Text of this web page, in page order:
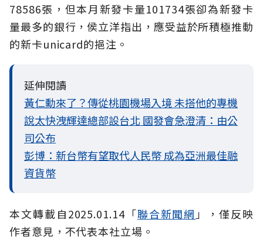
78586張，但本月新發卡量101734張卻為新發卡
量最多的銀行，侯立洋指出，應受益於所積極推動
的新卡unicard的挹注。
延伸閱讀
黃仁勳來了？傳從桃園機場入境 未搭他的專機
說太快洩輝達總部設台北 國發會急澄清：由公
司公布
彭博：新台幣有望取代人民幣 成為亞洲最佳融
資貨幣
本文轉載自2025.01.14「聯合新聞網 」，僅反映
作者意見，不代表本社立場。